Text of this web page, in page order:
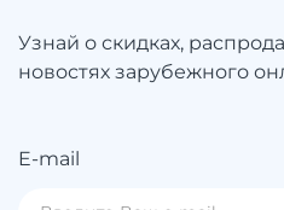
Узнай о скидках,
новостях зарубежного
E-mail